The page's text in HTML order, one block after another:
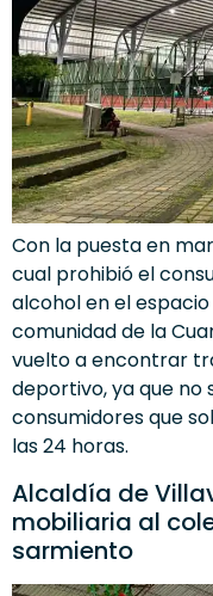
Con la puesta en
cual prohibió el
alcohol en el
comunidad de la
vuelto a encontrar
deportivo, ya que no
consumidores que
las 24 horas.
­­­­­­Alcaldía de
mobiliaria al
sarmiento